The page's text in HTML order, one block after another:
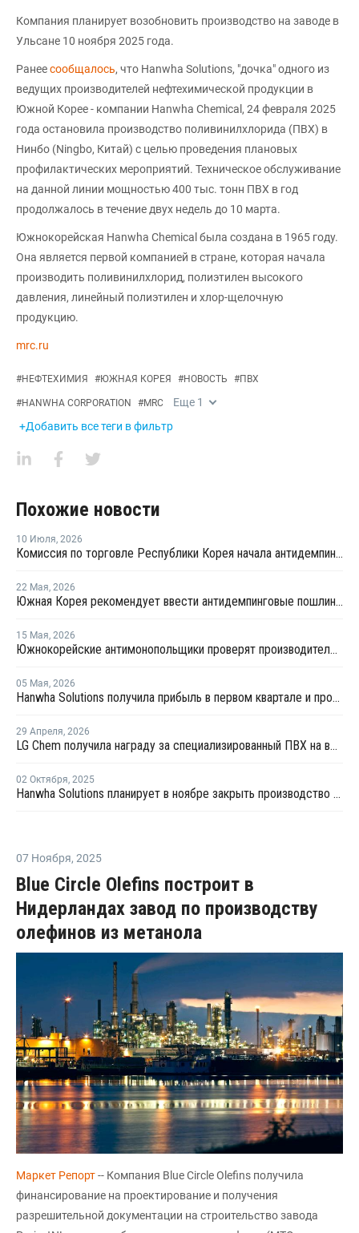
Компания планирует возобновить производство на заводе в
Ульсане 10 ноября 2025 года.
Ранеесообщалось, что Hanwha Solutions, "дочка" одного из
ведущих производителей нефтехимической продукции в
Южной Корее - компании Hanwha Chemical, 24 февраля 2025
года остановила производство поливинилхлорида (ПВХ) в
Нинбо (Ningbo, Китай) с целью проведения плановых
профилактических мероприятий. Техническое обслуживание
на данной линии мощностью 400 тыс. тонн ПВХ в год
продолжалось в течение двух недель до 10 марта.
Южнокорейская Hanwha Chemical была создана в 1965 году.
Она является первой компанией в стране, которая начала
производить поливинилхлорид, полиэтилен высокого
давления, линейный полиэтилен и хлор-щелочную
продукцию.
mrc.ru
#НЕФТЕХИМИЯ #ЮЖНАЯ КОРЕЯ #НОВОСТЬ #ПВХ
#HANWHA CORPORATION #MRC Еще 1
+Добавить все теги в фильтр
Похожие новости
10 Июля, 2026
Комиссия по торговле Республики Корея начала антидемпинговое расследование в отношении китайского ПВХ-С
22 Мая, 2026
Южная Корея рекомендует ввести антидемпинговые пошлины на пастообразный ПВХ в Европе
15 Мая, 2026
Южнокорейские антимонопольщики проверят производителей ПВХ на предмет картельного сговора
05 Мая, 2026
Hanwha Solutions получила прибыль в первом квартале и прогнозирует рост прибыли далее
29 Апреля, 2026
LG Chem получила награду за специализированный ПВХ на выставке Chinaplas 2026
02 Октября, 2025
Hanwha Solutions планирует в ноябре закрыть производство ПВХ в Ульсане на ремонт
07 Ноября, 2025
Blue Circle Olefins построит в
Нидерландах завод по производству
олефинов из метанола
Маркет Репорт-- Компания Blue Circle Olefins получила
финансирование на проектирование и получения
разрешительной документации на строительство завода